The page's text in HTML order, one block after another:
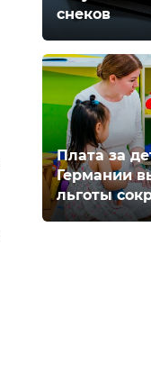
снеков
Плата за
Германии
льготы